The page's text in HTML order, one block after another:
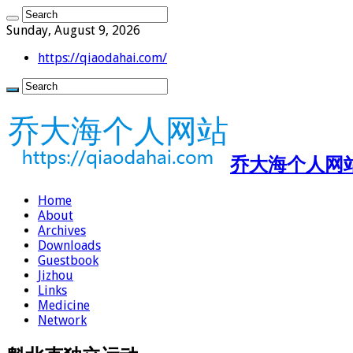
Sunday, August 9, 2026
https://qiaodahai.com/
乔大海个人
Home
About
Archives
Downloads
Guestbook
Jizhou
Links
Medicine
Network